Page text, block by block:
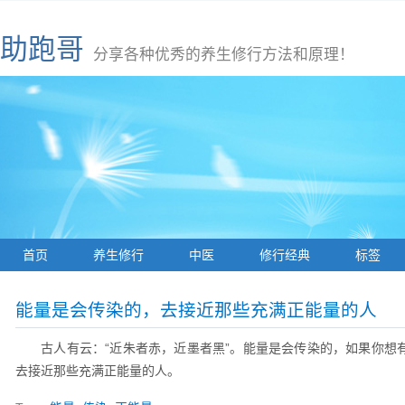
助跑哥 分享各种优秀的养生修行方法和原理！
首页 养生修行 中医 修行经典 标签
能量是会传染的，去接近那些充满正能量的人
古人有云：“近朱者赤，近墨者黑”。能量是会传染的，如果你
去接近那些充满正能量的人。